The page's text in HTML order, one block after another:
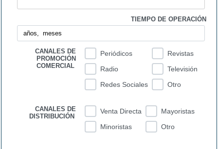
TIEMPO DE OPERACIÓN
CANALES DE
PROMOCIÓN
COMERCIAL
Periódicos
Revistas
Radio
Televisión
Redes Sociales
Otro
CANALES DE
DISTRIBUCIÓN
Venta Directa
Mayoristas
Minoristas
Otro